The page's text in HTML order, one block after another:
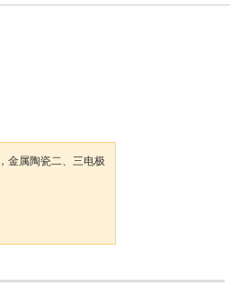
金属陶瓷二、三电极